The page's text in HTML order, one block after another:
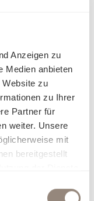
Anzeigen zu
Medien anbieten
Website zu
zu Ihrer
Partner für
weiter. Unsere
mit
bereitgestellt